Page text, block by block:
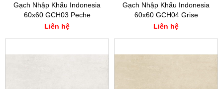
Gạch Nhập Khẩu Indonesia
60x60 GCH03 Peche
Liên hệ
Gạch Nhập Khẩu Indonesia
60x60 GCH04 Grise
Liên hệ